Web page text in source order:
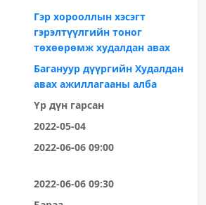
Гэр хорооллын хэсэгт
гэрэлтүүлгийн тоног
төхөөрөмж худалдан авах
Багануур дүүргийн Худалдан
авах ажиллагааны алба
Үр дүн гарсан
2022-05-04
2022-06-06 09:00
2022-06-06 09:30